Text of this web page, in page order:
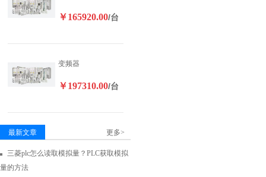
￥165920.00/台
变频器
￥197310.00/台
最新文章 更多>
三菱plc怎么读取模拟量？PLC获取模拟
量的方法